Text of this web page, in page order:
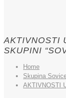
AKTIVNOSTI
SKUPINI
Home
Skupina
AKTIVNOSTI